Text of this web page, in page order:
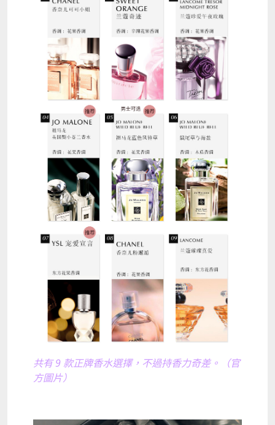
共有 9 款正牌香水選擇，不過持香力奇差。（官
方圖片）